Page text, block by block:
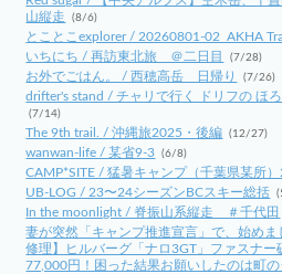
山縦走
(8/6)
とことこexplorer / 20260801-02_AKHA
いちにち / 再訪東北旅 ＠二日目 (7/28)
お外でごはん。 / 西穂高岳 日帰り (7/26)
drifter's stand / チャリで行く ドリフの ほ
(7/14)
The 9th trail. / 沖縄旅2025・後編 (12/27)
wanwan-life / 某省9-3 (6/8)
CAMP*SITE / 猛暑キャンプ（千葉県某所
UB-LOG / 23〜24シーズンBCスキー総括
In the moonlight / 脊振山系縦走 ＃千代田
妻が突然「キャンプ推進宣言」で、始め
修理】ヒルバーグ「ナロ3GT」ファスナ
77,000円！困った結果お願いしたのは町